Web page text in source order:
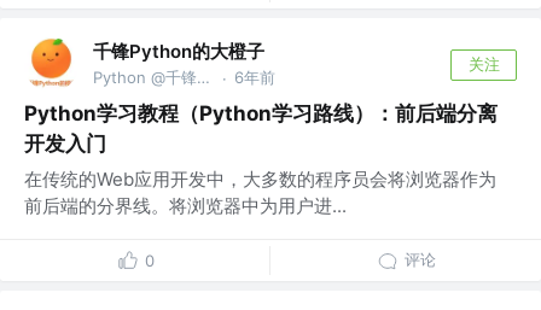
千锋Python的大橙子
Python @千锋教育部 · 6年前
关注
Python学习教程（Python学习路线）：前后端分离
开发入门
在传统的Web应用开发中，大多数的程序员会将浏览器作为
前后端的分界线。将浏览器中为用户进...
0 评论